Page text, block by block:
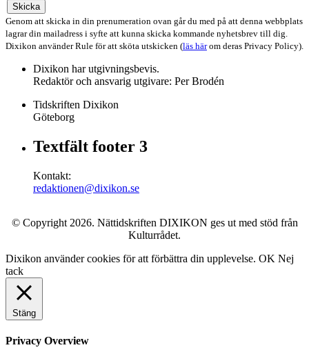
Skicka
Genom att skicka in din prenumeration ovan går du med på att denna webbplats
lagrar din mailadress i syfte att kunna skicka kommande nyhetsbrev till dig.
Dixikon använder Rule för att sköta utskicken (läs härom deras Privacy Policy).
Dixikon har utgivningsbevis.
Redaktör och ansvarig utgivare: Per Brodén
Tidskriften Dixikon
Göteborg
Textfält footer 3
Kontakt:
redaktionen@dixikon.se
© Copyright 2026. Nättidskriften DIXIKON ges ut med stöd från
Kulturrådet.
Dixikon använder cookies för att förbättra din upplevelse. OK Nej
tack
Stäng
Privacy Overview